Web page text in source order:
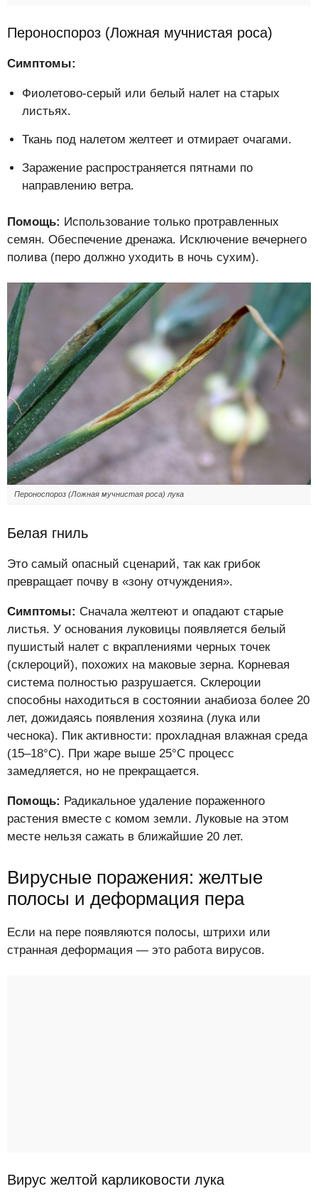
Пероноспороз (Ложная мучнистая роса)
Симптомы:
Фиолетово-серый или белый налет на старых
листьях.
Ткань под налетом желтеет и отмирает очагами.
Заражение распространяется пятнами по
направлению ветра.
Помощь: Использование только протравленных
семян. Обеспечение дренажа. Исключение вечернего
полива (перо должно уходить в ночь сухим).
Пероноспороз (Ложная мучнистая роса) лука
Белая гниль
Это самый опасный сценарий, так как грибок
превращает почву в «зону отчуждения».
Симптомы: Сначала желтеют и опадают старые
листья. У основания луковицы появляется белый
пушистый налет с вкраплениями черных точек
(склероций), похожих на маковые зерна. Корневая
система полностью разрушается. Склероции
способны находиться в состоянии анабиоза более 20
лет, дожидаясь появления хозяина (лука или
чеснока). Пик активности: прохладная влажная среда
(15–18°C). При жаре выше 25°C процесс
замедляется, но не прекращается.
Помощь: Радикальное удаление пораженного
растения вместе с комом земли. Луковые на этом
месте нельзя сажать в ближайшие 20 лет.
Вирусные поражения: желтые
полосы и деформация пера
Если на пере появляются полосы, штрихи или
странная деформация — это работа вирусов.
Вирус желтой карликовости лука